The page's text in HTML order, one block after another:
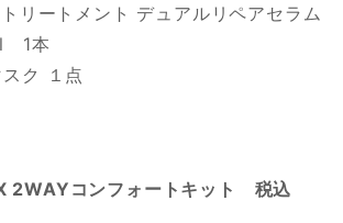
リートメント デュアルリペアセラム
1本
スク １点
2WAYコンフォートキット 税込